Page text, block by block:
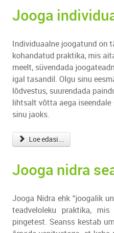
Jooga
Individuaalne joogatund on
kohandatud praktika, mis
meelt, süvendada
igal tasandil. Olgu sinu
lõdvestus, suurendada
lihtsalt võtta aega
sinu jaoks.
Loe edasi...
Jooga nidra
Jooga Nidra ehk “joogalik
teadveloleku praktika,
pingetest. Seanss kestab